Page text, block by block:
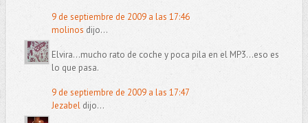
9 de septiembre de 2009 a las 17:46
molinos dijo...
Elvira...mucho rato de coche y poca pila en el MP3...eso es
lo que pasa.
9 de septiembre de 2009 a las 17:47
Jezabeldijo...